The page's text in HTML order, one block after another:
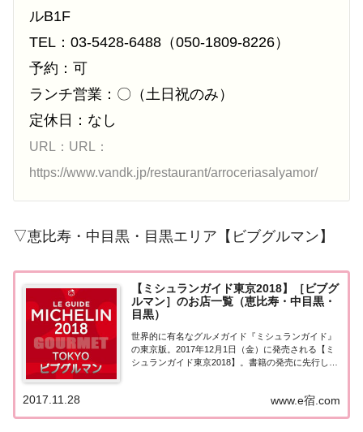
ルB1F
TEL：03-5428-6488（050-1809-8226）
予約：可
ランチ営業：〇（土日祝のみ）
定休日：なし
URL：URL：
https://www.vandk.jp/restaurant/arroceriasalyamor/
▽恵比寿・中目黒・目黒エリア【ビブグルマン】
【ミシュランガイド東京2018】［ビブグ
ルマン］のお店一覧（恵比寿・中目黒・
目黒）
世界的に有名なグルメガイド『ミシュランガイド』
の東京版。2017年12月1日（金）に発売される【ミ
シュランガイド東京2018】。書籍の発売に先行して
ブグルマン』掲載店を一覧にまとめまし...www.e宿.com
2017.11.28